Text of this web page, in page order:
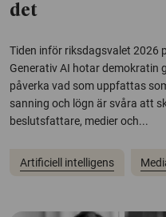
det
Tiden inför riksdagsvalet 2026
Generativ AI hotar demokratin
påverka vad som uppfattas
sanning och lögn är svåra att
beslutsfattare, medier och...
Artificiell intelligens